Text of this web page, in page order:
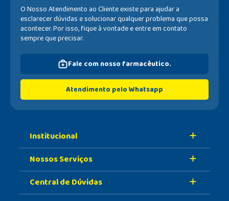
O Nosso Atendimento ao Cliente existe para ajudar a
esclarecer dúvidas e solucionar qualquer problema que possa
acontecer. Por isso, fique à vontade e entre em contato
sempre que precisar.
Fale com nosso farmacêutico.
Atendimento pelo Whatsapp
Institucional
Sobre A Nossa Drogaria
Nossa História
Nossos Serviços
Retire Na Loja
Central de Dúvidas